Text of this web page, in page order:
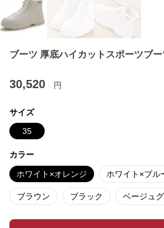
ブーツ 厚底ハイカットスポーツブー
30,520 円
サイズ
35
カラー
ホワイト×オレンジ ホワイト×ブル
ブラウン ブラック ベージュ